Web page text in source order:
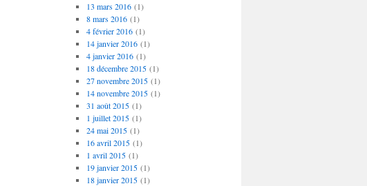
13 mars 2016(1)
8 mars 2016(1)
4 février 2016(1)
14 janvier 2016(1)
4 janvier 2016(1)
18 décembre 2015(1)
27 novembre 2015(1)
14 novembre 2015(1)
31 août 2015(1)
1 juillet 2015(1)
24 mai 2015(1)
16 avril 2015(1)
1 avril 2015(1)
19 janvier 2015(1)
18 janvier 2015(1)